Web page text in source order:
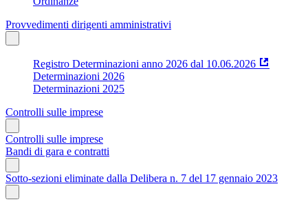
Provvedimenti dirigenti amministrativi
Registro Determinazioni anno 2026 dal 10.06.2026
Determinazioni 2026
Determinazioni 2025
Controlli sulle imprese
Controlli sulle imprese
Bandi di gara e contratti
Sotto-sezioni eliminate dalla Delibera n. 7 del 17 gennaio 2023